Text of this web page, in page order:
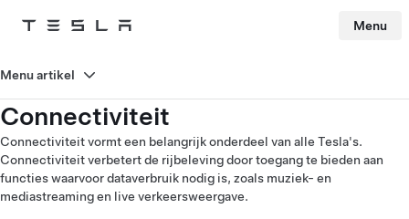
Tesla Menu
Connectiviteit
Connectiviteit vormt een belangrijk onderdeel van alle Tesla's.
Connectiviteit verbetert de rijbeleving door toegang te bieden aan
functies waarvoor dataverbruik nodig is, zoals muziek- en
mediastreaming en live verkeersweergave.
Menu artikel